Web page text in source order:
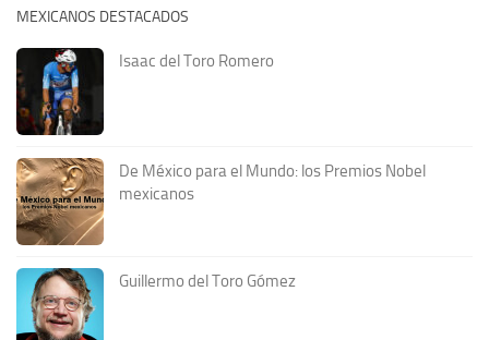
MEXICANOS DESTACADOS
Isaac del Toro Romero
De México para el Mundo: los Premios Nobel
mexicanos
Guillermo del Toro Gómez